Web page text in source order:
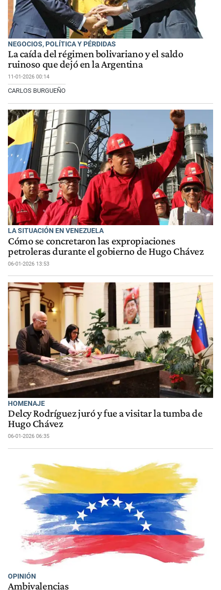
NEGOCIOS, POLÍTICA Y PÉRDIDAS
La caída del régimen bolivariano y el saldo
ruinoso que dejó en la Argentina
11-01-2026 00:14
CARLOS BURGUEÑO
LA SITUACIÓN EN VENEZUELA
Cómo se concretaron las expropiaciones
petroleras durante el gobierno de Hugo Chávez
06-01-2026 13:53
HOMENAJE
Delcy Rodríguez juró y fue a visitar la tumba de
Hugo Chávez
06-01-2026 06:35
OPINIÓN
Ambivalencias